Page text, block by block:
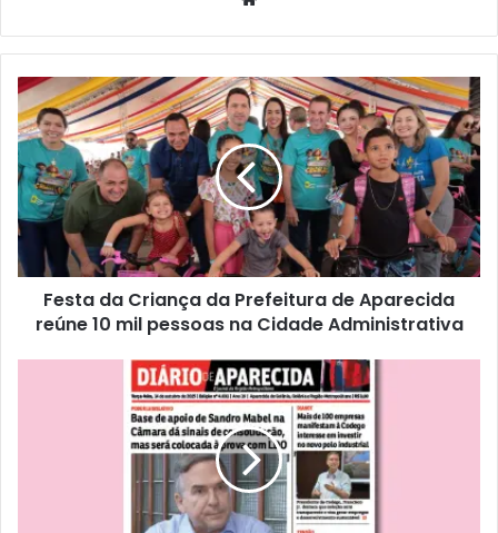
Festa da Criança da Prefeitura de Aparecida
reúne 10 mil pessoas na Cidade Administrativa